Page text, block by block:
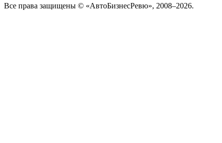
Все права защищены © «АвтоБизнесРевю», 2008–2026.